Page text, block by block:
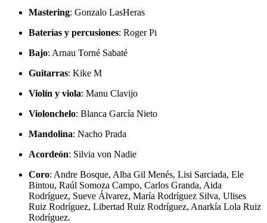
Mastering: Gonzalo LasHeras
Baterías y percusiones: Roger Pi
Bajo: Arnau Torné Sabaté
Guitarras: Kike M
Violín y viola: Manu Clavijo
Violonchelo: Blanca García Nieto
Mandolina: Nacho Prada
Acordeón: Silvia von Nadie
Coro: Andre Bosque, Alba Gil Menés, Lisi Sarciada, Ele
Bintou, Raúl Somoza Campo, Carlos Granda, Aida
Rodríguez, Sueve Álvarez, María Rodríguez Silva, Ulises
Ruiz Rodríguez, Libertad Ruiz Rodríguez, Anarkía Lola Ruiz
Rodríguez.